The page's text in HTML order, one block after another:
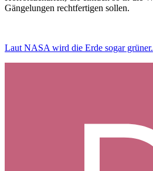
Gängelungen rechtfertigen sollen.
Laut NASA wird die Erde sogar grüner.